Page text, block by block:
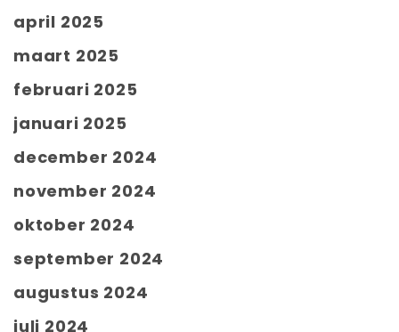
april 2025
maart 2025
februari 2025
januari 2025
december 2024
november 2024
oktober 2024
september 2024
augustus 2024
juli 2024